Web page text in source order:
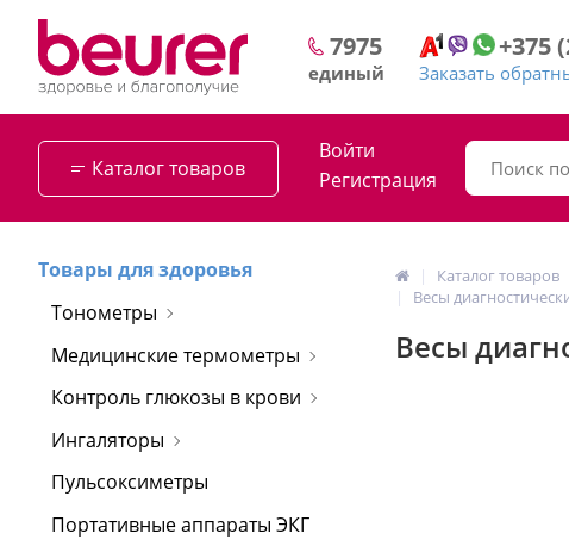
7975
единый
+375
Заказать
Каталог товаров
Войти
Регистрация
Товары для здоровья
Тонометры
Медицинские термометры
Контроль глюкозы в крови
Ингаляторы
Пульсоксиметры
Портативные аппараты ЭКГ
Каталог товаров
Весы
Весы